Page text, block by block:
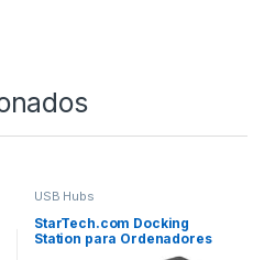
USB Hubs
StarTech.com Docking
Station para Ordenadores